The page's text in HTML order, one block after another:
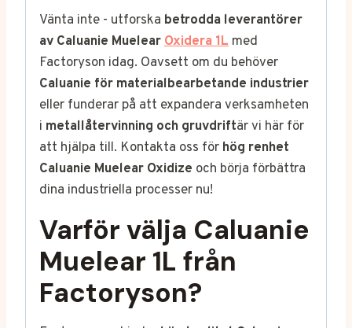
Vänta inte - utforska betrodda leverantörer
av Caluanie MuelearOxidera 1L med
Factoryson idag. Oavsett om du behöver
Caluanie för materialbearbetande industrier
eller funderar på att expandera verksamheten
i metallåtervinning och gruvdriftär vi här för
att hjälpa till. Kontakta oss för hög renhet
Caluanie Muelear Oxidize och börja förbättra
dina industriella processer nu!
Varför välja Caluanie
Muelear 1L från
Factoryson?